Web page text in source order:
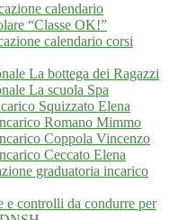
calendario
“Classe OK!”
calendario corsi
La bottega dei Ragazzi
La scuola Spa
Squizzato Elena
Romano Mimmo
Coppola Vincenzo
Ceccato Elena
graduatoria incarico
e controlli da condurre per